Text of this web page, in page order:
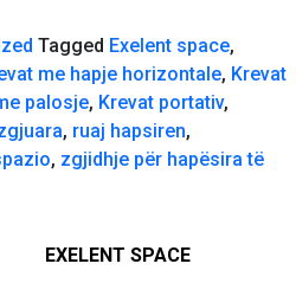
lehtë
një
krevat
me
palosje?
Tagged Exelent space,
me hapje horizontale, Krevat
palosje, Krevat portativ,
, ruaj hapsiren,
, zgjidhje për hapësira të
EXELENT SPACE